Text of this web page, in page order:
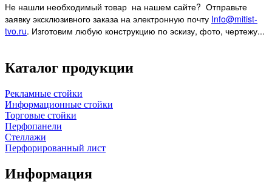
Не нашли необходимый товар на нашем сайте? Отправьте
заявку эксклюзивного заказа на электронную почту Info@mitist-
tvo.ru. Изготовим любую конструкцию по эскизу, фото, чертежу...
Каталог продукции
Рекламные стойки
Информационные стойки
Торговые стойки
Перфопанели
Стеллажи
Перфорированный лист
Информация